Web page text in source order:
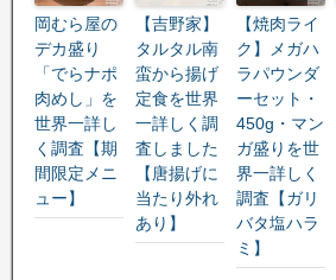
岡むら屋の
デカ盛り
「でらナポ
肉めし」を
世界一詳し
く調査【期
間限定メニ
ュー】
【吉野家】
タルタル南
蛮から揚げ
定食を世界
一詳しく調
査しました
【唐揚げに
当たり外れ
あり】
【焼肉ライ
ク】メガハ
ラパウンダ
ーセット・
450g・マン
ガ盛りを世
界一詳しく
調査【ガリ
バタ塩ハラ
ミ】